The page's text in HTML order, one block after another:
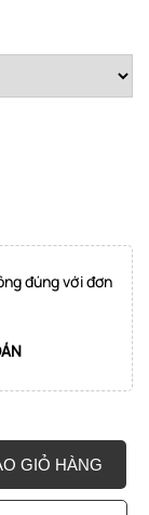
đúng với đơn
GIỎ HÀNG